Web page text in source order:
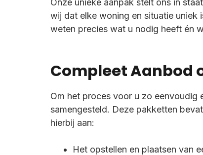
Onze unieke aanpak stelt ons in
wij dat elke woning en situatie uniek
weten precies wat u nodig heeft én
Compleet Aanbod
Om het proces voor u zo eenvoudig
samengesteld. Deze pakketten
hierbij aan:
Het opstellen en plaatsen van